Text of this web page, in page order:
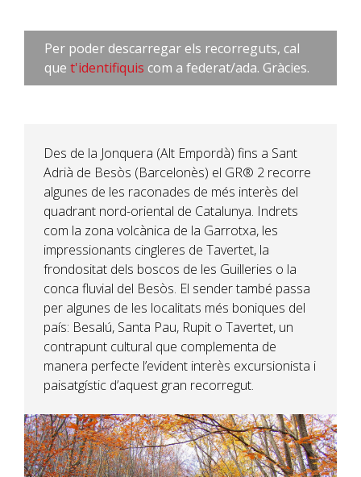
Per poder descarregar els recorreguts, cal
que t'identifiquis com a federat/ada. Gràcies.
Des de la Jonquera (Alt Empordà) fins a Sant
Adrià de Besòs (Barcelonès) el GR® 2 recorre
algunes de les raconades de més interès del
quadrant nord-oriental de Catalunya. Indrets
com la zona volcànica de la Garrotxa, les
impressionants cingleres de Tavertet, la
frondositat dels boscos de les Guilleries o la
conca fluvial del Besòs. El sender també passa
per algunes de les localitats més boniques del
país: Besalú, Santa Pau, Rupit o Tavertet, un
contrapunt cultural que complementa de
manera perfecte l’evident interès excursionista i
paisatgístic d’aquest gran recorregut.